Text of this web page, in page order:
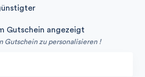
Gutschein angezeigt
Gutschein zu personalisieren !